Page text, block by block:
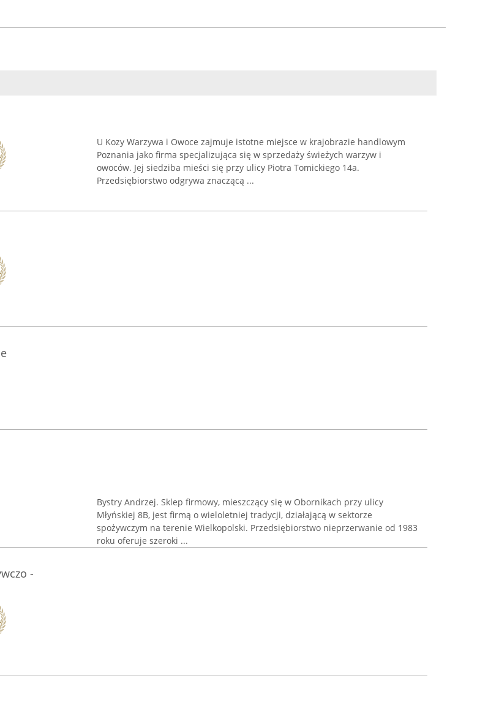
U Kozy Warzywa i Owoce zajmuje istotne miejsce w krajobrazie handlowym
Poznania jako firma specjalizująca się w sprzedaży świeżych warzyw i
owoców. Jej siedziba mieści się przy ulicy Piotra Tomickiego 14a.
Przedsiębiorstwo odgrywa znaczącą ...
Bystry Andrzej. Sklep firmowy, mieszczący się w Obornikach przy ulicy
Młyńskiej 8B, jest firmą o wieloletniej tradycji, działającą w sektorze
spożywczym na terenie Wielkopolski. Przedsiębiorstwo nieprzerwanie od 1983
roku oferuje szeroki ...
-